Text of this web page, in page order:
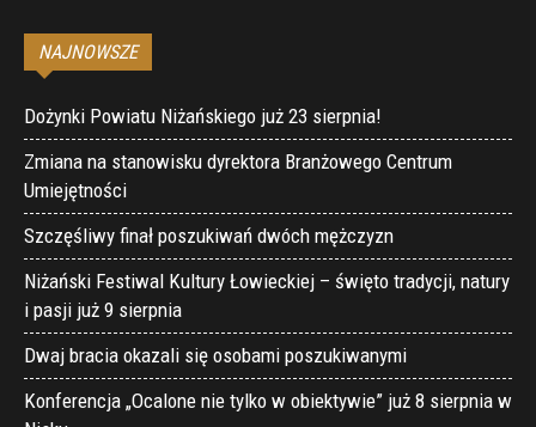
NAJNOWSZE
Dożynki Powiatu Niżańskiego już 23 sierpnia!
Zmiana na stanowisku dyrektora Branżowego Centrum
Umiejętności
Szczęśliwy finał poszukiwań dwóch mężczyzn
Niżański Festiwal Kultury Łowieckiej – święto tradycji, natury
i pasji już 9 sierpnia
Dwaj bracia okazali się osobami poszukiwanymi
Konferencja „Ocalone nie tylko w obiektywie” już 8 sierpnia w